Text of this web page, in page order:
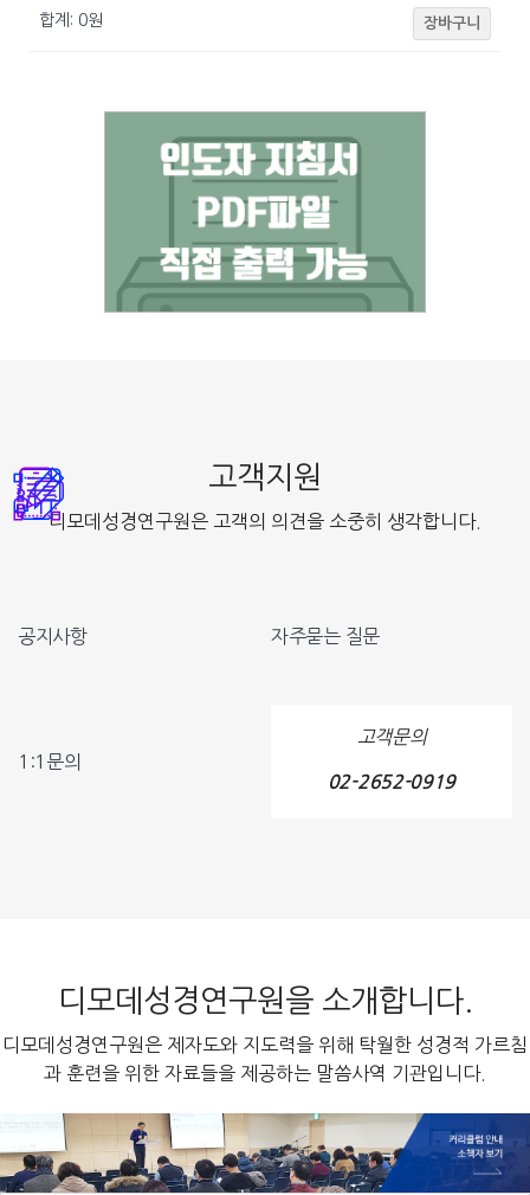
합계: 0원 장바구니
고객지원
디모데성경연구원은 고객의 의견을 소중히 생각합니다.
공지사항 자주묻는 질문
1:1문의
고객문의
02-2652-0919
디모데성경연구원을 소개합니다.
디모데성경연구원은 제자도와 지도력을 위해 탁월한 성경적 가르침
과 훈련을 위한 자료들을 제공하는 말씀사역 기관입니다.